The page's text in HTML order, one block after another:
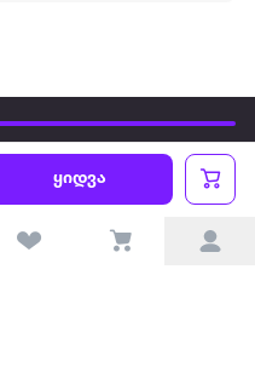
ყიდვა
ყველაზე დიდი ონლაინ მაღაზია